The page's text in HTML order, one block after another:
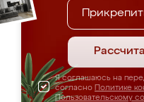
Я соглашаюсь на
согласно Политике
Пользовательскому